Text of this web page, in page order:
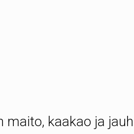
maito, kaakao ja